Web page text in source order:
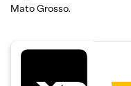
Mato Grosso.